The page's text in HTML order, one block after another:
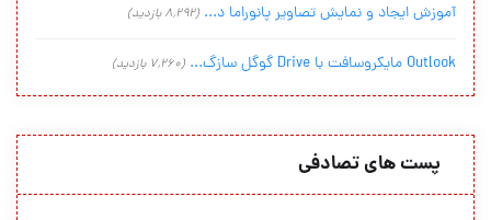
آموزش ایجاد و نمایش تصاویر پانوراما د... (8,292 بازدید)
Outlook مایکروسافت با Drive گوگل سازگ... (7,260 بازدید)
پست های تصادفی